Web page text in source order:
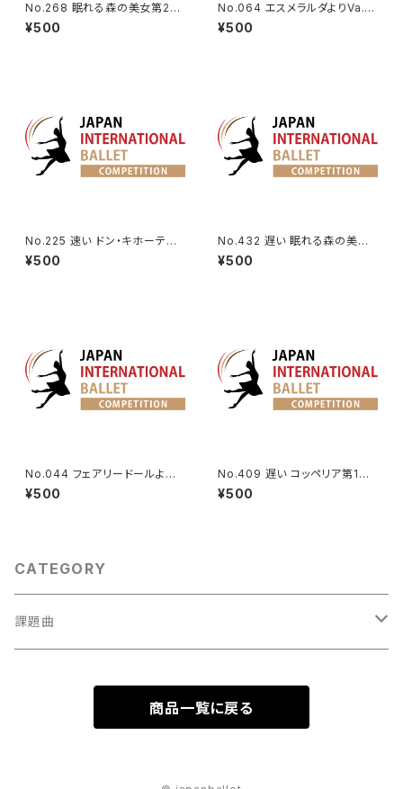
No.268 眠れる森の美女第2幕
よりオーロラ姫のVa (速い)
¥500
No.064 エスメラルダよりVa.
（エントランス）
¥500
No.225 速い ドン・キホーテよ
りドルシネアのVa.
¥500
No.432 遅い 眠れる森の美女
第1幕よりリラの精のVa.
¥500
No.044 フェアリードールよりV
a.
¥500
No.409 遅い コッペリア第1幕
よりスワニルダのVa.
¥500
CATEGORY
課題曲
商品一覧に戻る